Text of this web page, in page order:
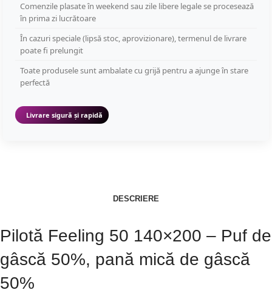
Comenzile plasate în weekend sau zile libere legale se procesează
în prima zi lucrătoare
În cazuri speciale (lipsă stoc, aprovizionare), termenul de livrare
poate fi prelungit
Toate produsele sunt ambalate cu grijă pentru a ajunge în stare
perfectă
Livrare sigură și rapidă
DESCRIERE
Pilotă Feeling 50 140×200 – Puf de
gâscă 50%, pană mică de gâscă
50%